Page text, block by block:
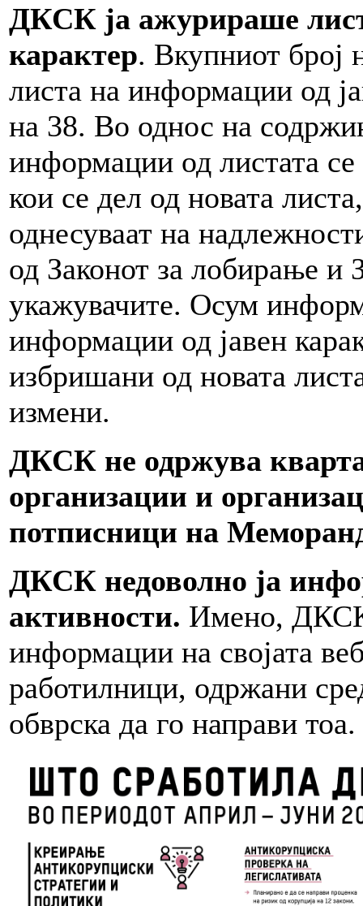
ДКСК ја ажурираше
карактер. Вкупниот број
листа на информации од
на 38. Во однос на
информации од листата
кои се дел од новата
однесуваат на
од Законот за лобирање и
укажувачите. Осум
информации од јавен
избришани од новата
измени.
ДКСК не одржува
организации и
потписници на
ДКСК недоволно ја
активности. Имено, ДКСК
информации на својата
работилници, одржани
обврска да го направи тоа.